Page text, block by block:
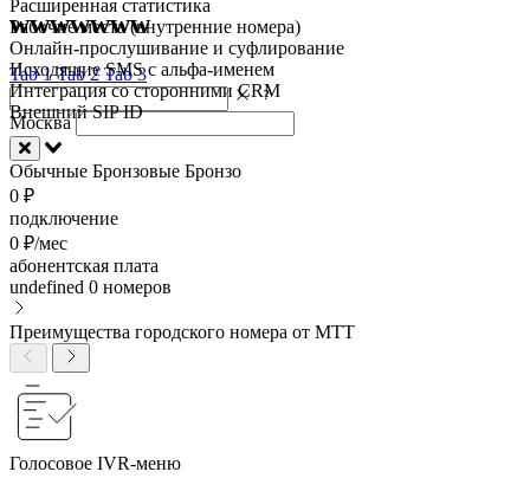
Расширенная статистика
Рабочие места (внутренние номера)
Онлайн-прослушивание и суфлирование
Исходящие SMS с альфа-именем
Интеграция со сторонними CRM
Внешний SIP ID
wwwwwww
Tab 1Tab 2Tab 3
Москва
Обычные Бронзовые Бронзо
0 ₽
подключение
0 ₽/мес
абонентская плата
undefined 0 номеров
Преимущества городского номера от МТТ
Голосовое IVR-меню